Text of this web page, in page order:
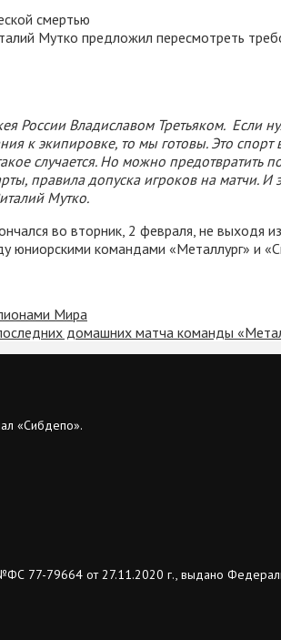
смертью
Мутко предложил пересмотреть
России Владиславом Третьяком. Если
к экипировке, то мы готовы. Это
случается. Но можно предотвратить
правила допуска игроков на матчи. И
Мутко.
во вторник, 2 февраля, не
юниорскими командами «Металлург» и
Мира
домашних матча команды
«Сибдепо».
77-79664 от 27.11.2020 г., выдано